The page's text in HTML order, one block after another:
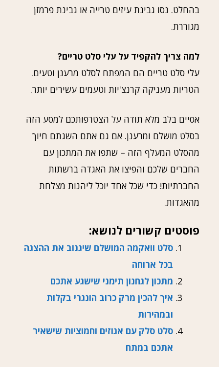
בהחלט. נסו גבינת עיזים טרייה או גבינת פרמזן
מגוררת.
למה צריך להקפיד על עלי סלט טריים?
עלי סלט טריים הם המפתח לסלט מרענן וטעים.
הטריות מעניקה קרנצ'יות וטעמים עשירים יותר.
אסיים בלב מלא תודה על הצטרפותכם למסע הזה
בסלט מושלם ומרענן. אם גם אתם השגתם חיוך
מהסלט המעלף הזה – שתפו את המתכון עם
החברים שלכם והפיצו את האגדה ברשתות
החברתיות! כדי שכל אחד יוכל ליהנות מצלחת
מהאגדות.
פוסטים קשורים לנושא:
סלט וואקמה המושלם שיגנוב את ההצגה
בכל ארוחה
מתכון לגחנון תימני שישגע אתכם
איך להכין מרק כרוב הונגרי בקלות
ובמהירות
סלט סלק עם אגוזים וחמוציות שישאיר
אתכם במתח